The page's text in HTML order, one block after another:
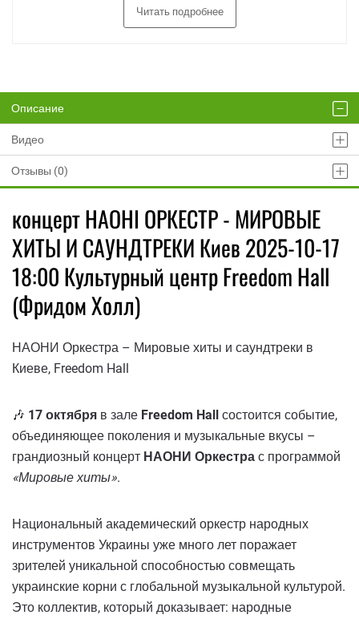
Читать подробнее
Описание
Видео
Отзывы (0)
концерт НАОНІ ОРКЕСТР - МИРОВЫЕ
ХИТЫ И САУНДТРЕКИ Киев 2025-10-17
18:00 Культурный центр Freedom Hall
(Фридом Холл)
НАОНИ Оркестра – Мировые хиты и саундтреки в
Киеве, Freedom Hall
🎶 17 октября в зале Freedom Hall состоится событие,
объединяющее поколения и музыкальные вкусы –
грандиозный концерт НАОНИ Оркестра с программой
«Мировые хиты».
Национальный академический оркестр народных
инструментов Украины уже много лет поражает
зрителей уникальной способностью совмещать
украинские корни с глобальной музыкальной культурой.
Это коллектив, который доказывает: народные